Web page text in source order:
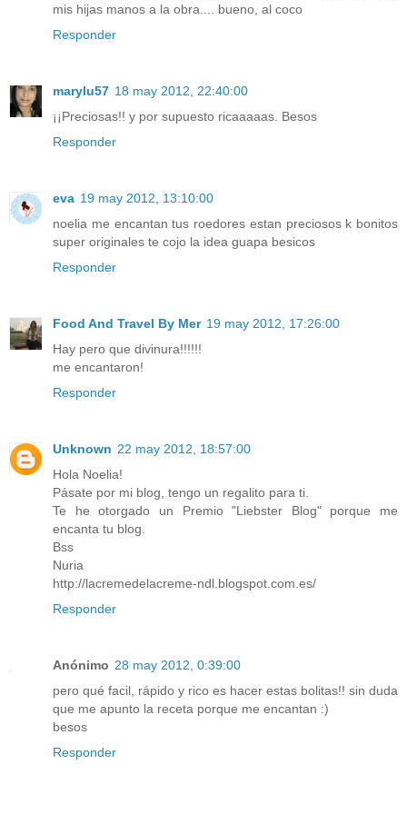
mis hijas manos a la obra.... bueno, al coco
Responder
marylu57 18 may 2012, 22:40:00
¡¡Preciosas!! y por supuesto ricaaaaas. Besos
Responder
eva 19 may 2012, 13:10:00
noelia me encantan tus roedores estan preciosos k bonitos
super originales te cojo la idea guapa besicos
Responder
Food And Travel By Mer 19 may 2012, 17:26:00
Hay pero que divinura!!!!!!
me encantaron!
Responder
Unknown 22 may 2012, 18:57:00
Hola Noelia!
Pásate por mi blog, tengo un regalito para ti.
Te he otorgado un Premio "Liebster Blog" porque me
encanta tu blog.
Bss
Nuria
http://lacremedelacreme-ndl.blogspot.com.es/
Responder
Anónimo 28 may 2012, 0:39:00
pero qué facil, rápido y rico es hacer estas bolitas!! sin duda
que me apunto la receta porque me encantan :)
besos
Responder